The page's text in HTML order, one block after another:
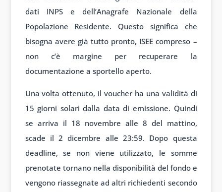
dati INPS e dell’Anagrafe Nazionale della
Popolazione Residente. Questo significa che
bisogna avere già tutto pronto, ISEE compreso –
non c’è margine per recuperare la
documentazione a sportello aperto.
Una volta ottenuto, il voucher ha una validità di
15 giorni solari dalla data di emissione. Quindi
se arriva il 18 novembre alle 8 del mattino,
scade il 2 dicembre alle 23:59. Dopo questa
deadline, se non viene utilizzato, le somme
prenotate tornano nella disponibilità del fondo e
vengono riassegnate ad altri richiedenti secondo